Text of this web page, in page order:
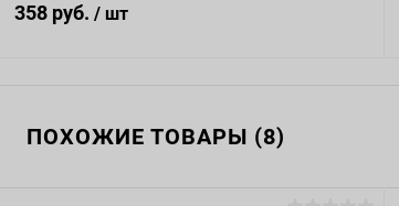
358 руб. / шт
ПОХОЖИЕ ТОВАРЫ (8)